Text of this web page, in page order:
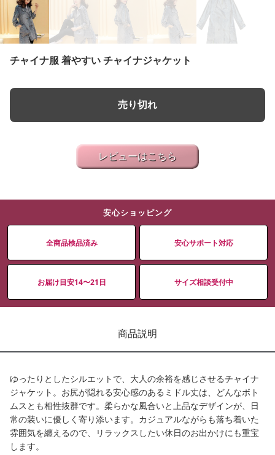
チャイナ服 着やすい チャイナジャケット
売り切れ
レビューはこちら
安心ショッピング
全商品検品済み 安心サポート対応
お届け目安14〜21日 サイズ相談受付中
商品説明
ゆったりとしたシルエットで、大人の余裕を感じさせるチャイナ
ジャケット。お尻が隠れる安心感のあるミドル丈は、どんなボト
ムスとも相性抜群です。柔らかな風合いと上品なデザインが、日
常の装いに優しく寄り添います。カジュアルながらも落ち着いた
雰囲気を纏えるので、リラックスしたい休日のお出かけにも重宝
します。